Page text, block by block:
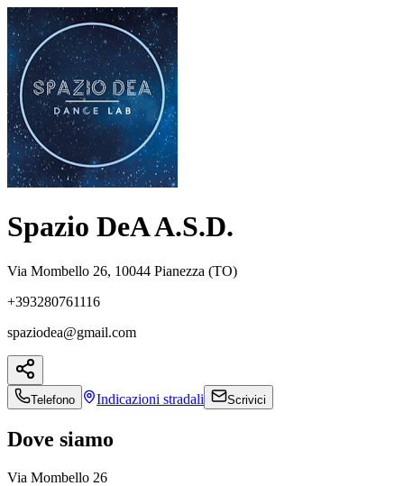
Spazio DeA A.S.D.
Via Mombello 26, 10044 Pianezza (TO)
+393280761116
spaziodea@gmail.com
Telefono Indicazioni stradali Scrivici
Dove siamo
Via Mombello 26